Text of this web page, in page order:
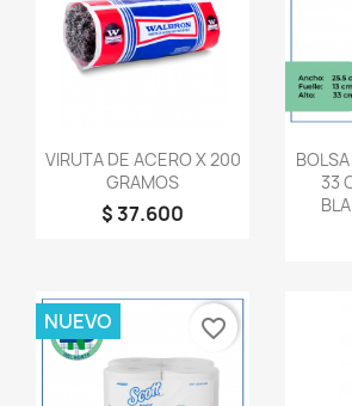
Vista rápida
VIRUTA DE ACERO X 200
GRAMOS
$ 37.600

33
NUEVO favorite_border